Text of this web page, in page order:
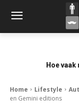
Hoe
Home Lifestyle
en Gemini editions